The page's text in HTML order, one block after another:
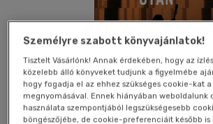
Személyre szabott könyvajánlatok!
Tisztelt Vásárlónk! Annak érdekében, hogy az
közelebb álló könyveket tudjunk a figyelmébe
hogy fogadja el az ehhez szükséges cookie-kat a
megnyomásával. Ennek hiányában weboldalunk
használata szempontjából legszükségesebb
böngészőjébe, de cookie-preferenciáit később is